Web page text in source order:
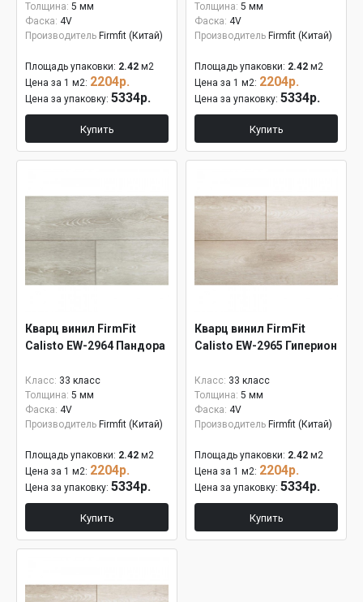
Толщина: 5 мм
Фаска: 4V
Производитель Firmfit (Китай)
Площадь упаковки: 2.42 м2
Цена за 1 м2: 2204р.
Цена за упаковку: 5334р.
Купить
Толщина: 5 мм
Фаска: 4V
Производитель Firmfit (Китай)
Площадь упаковки: 2.42 м2
Цена за 1 м2: 2204р.
Цена за упаковку: 5334р.
Купить
Кварц винил FirmFit
Calisto EW-2964 Пандора
Класс: 33 класс
Толщина: 5 мм
Фаска: 4V
Производитель Firmfit (Китай)
Площадь упаковки: 2.42 м2
Цена за 1 м2: 2204р.
Цена за упаковку: 5334р.
Купить
Кварц винил FirmFit
Calisto EW-2965 Гиперион
Класс: 33 класс
Толщина: 5 мм
Фаска: 4V
Производитель Firmfit (Китай)
Площадь упаковки: 2.42 м2
Цена за 1 м2: 2204р.
Цена за упаковку: 5334р.
Купить